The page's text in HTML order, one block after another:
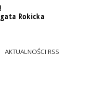
Rokicka
AKTUALNOŚCI RSS